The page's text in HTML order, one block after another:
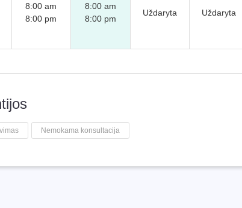
8:00 am
8:00 pm
8:00 am
8:00 pm
Uždaryta Uždaryta
Nemokama konsultacija